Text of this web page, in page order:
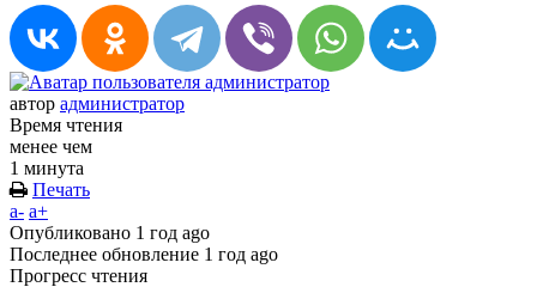
автор администратор
Время чтения
менее чем
1 минута
Печать
a- a+
Опубликовано 1 год ago
Последнее обновление 1 год ago
Прогресс чтения